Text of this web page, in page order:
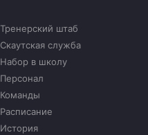
Тренерский штаб
Скаутская служба
Набор в школу
Персонал
Команды
Расписание
История